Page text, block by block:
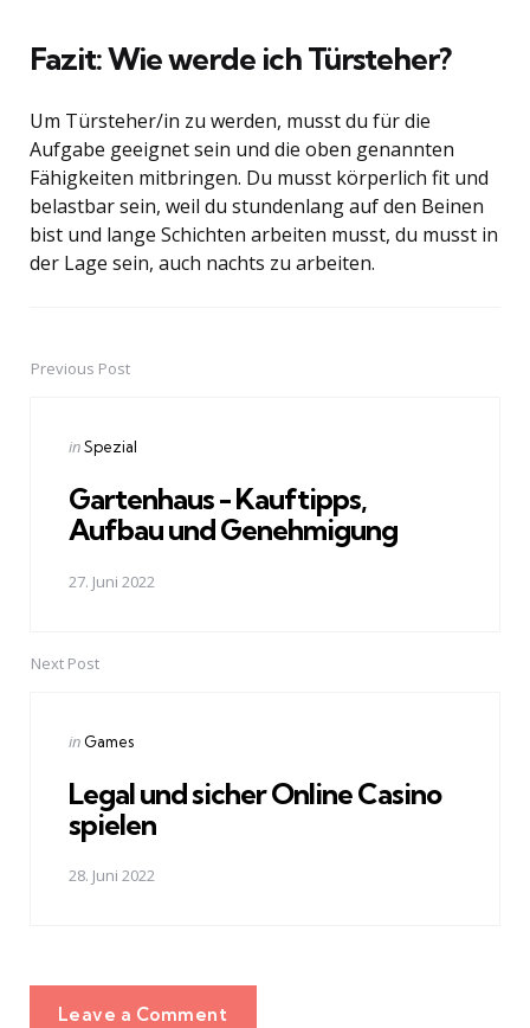
Fazit: Wie werde ich Türsteher?
Um Türsteher/in zu werden, musst du für die
Aufgabe geeignet sein und die oben genannten
Fähigkeiten mitbringen. Du musst körperlich fit und
belastbar sein, weil du stundenlang auf den Beinen
bist und lange Schichten arbeiten musst, du musst in
der Lage sein, auch nachts zu arbeiten.
PostPrevious Post
Posted
inSpezial
Gartenhaus - Kauftipps,
Aufbau und Genehmigung
27. Juni 2022
Next Post
Posted
in Games
Legal und sicher Online Casino
spielen
28. Juni 2022
Leave a Comment